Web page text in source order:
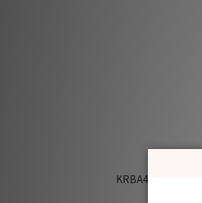
KRBA410 韓國